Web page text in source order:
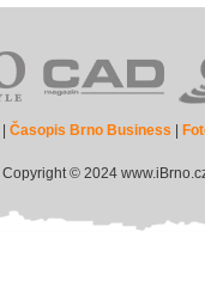
|Časopis Brno Business
Copyright © 2024